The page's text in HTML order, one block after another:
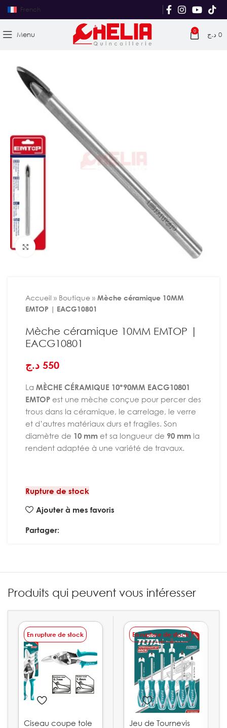
French
Menu 0 0 د.ج
Agrandir
Accueil » Boutique » Mèche céramique 10MM
EMTOP | EACG10801
Mèche céramique 10MM EMTOP |
EACG10801
550 د.ج
La MÈCHE CÉRAMIQUE 10*90MM EACG10801
EMTOP est une mèche conçue pour percer des
trous dans la céramique, le carrelage, le verre
et d’autres matériaux durs et fragiles. Son
diamètre de 10 mm et sa longueur de 90 mm la
rendent adaptée à une variété de travaux.
Rupture de stock
Ajouter à mes favoris
Partager:
Produits qui peuvent vous intéresser
En rupture de stock
Ciseau coupe tole
En rupture de stock
Jeu de Tournevis